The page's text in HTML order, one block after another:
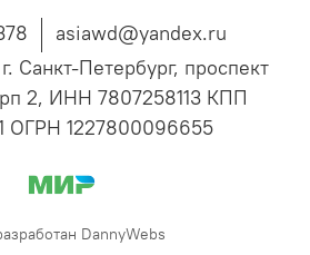
asiawd@yandex.ru
Санкт-Петербург, проспект
2, ИНН 7807258113 КПП
ОГРН 1227800096655
DannyWebs